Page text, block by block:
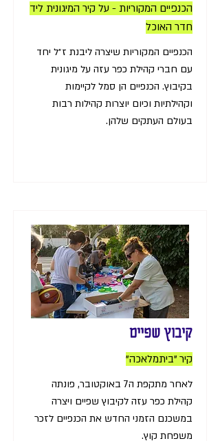
הכנפיים המקוריות - על קיר המיגונית ליד
חדר האוכל
הכנפיים המקוריות שיצרה ליבנת ז״ל יחד
עם חברי קהילת כפר עזה על מיגונית
בקיבוץ. הכנפיים הן סמל לקיימות
וקהילתיות וכיום יוצרות קהילות רבות
בעולם העתקים שלהן.
קיבוץ שפיים
קיר "ביתמלאכה"
לאחר מתקפת ה7 באוקטובר, פונתה
קהילת כפר עזה לקיבוץ שפיים ויצרה
במשכנם הזמני החדש את הכנפיים לזכר
משפחת קוץ.